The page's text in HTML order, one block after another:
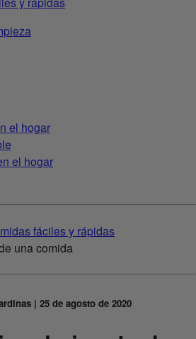
el hogar
el hogar
fáciles y rápidas
una comida
| 25 de agosto de 2020